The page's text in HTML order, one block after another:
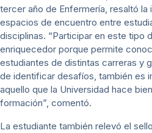
tercer año de Enfermería, resaltó la
espacios de encuentro entre
disciplinas. “Participar en este tipo
enriquecedor porque permite
estudiantes de distintas carreras y
de identificar desafíos, también es
aquello que la Universidad hace
formación”, comentó.
La estudiante también relevó el